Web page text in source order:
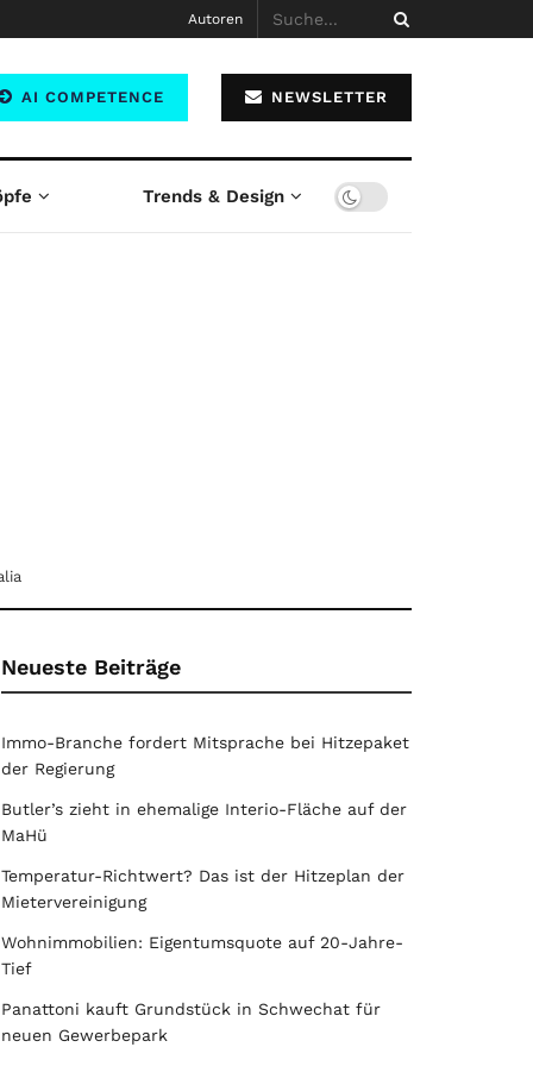
Autoren
AI COMPETENCE NEWSLETTER
Trends & Design
Neueste Beiträge
Immo-Branche fordert Mitsprache bei Hitzepaket
der Regierung
Butler’s zieht in ehemalige Interio-Fläche auf der
MaHü
Temperatur-Richtwert? Das ist der Hitzeplan der
Mietervereinigung
Wohnimmobilien: Eigentumsquote auf 20-Jahre-
Tief
Panattoni kauft Grundstück in Schwechat für
neuen Gewerbepark